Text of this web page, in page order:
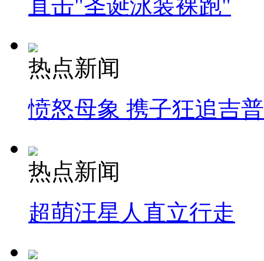
直击"圣诞泳装裸跑"
热点新闻
愤怒母象 携子狂追吉
热点新闻
超萌汪星人直立行走